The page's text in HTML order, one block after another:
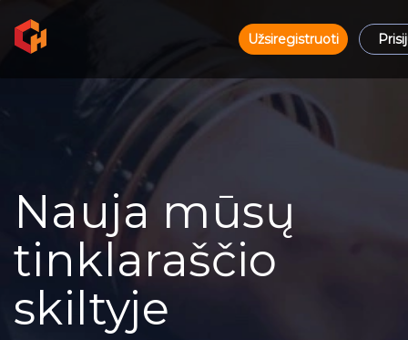
Užsiregistruoti
Nauja mūsų
tinklaraščio
skiltyje